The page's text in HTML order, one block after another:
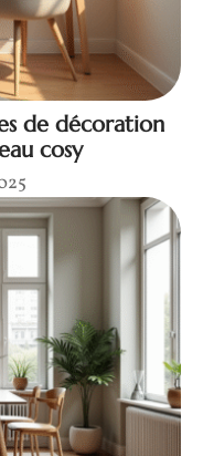
de décoration
cosy